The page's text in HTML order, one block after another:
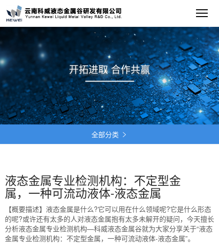
开拓进取 合作共赢
全部分类 
液态金属专业检测机构：不定型金
属，一种可流动液体-液态金属
【概要描述】 液态金属是什么?它可以用在什么领域呢?它是什么形态
的呢?或许还有太多的人对液态金属抱有太多未解开的疑问，今天擅长
分析液态金属专业检测机构—科威液态金属谷就为大家分享关于“液态
金属专业检测机构：不定型金属，一种可流动液体-液态金属”。